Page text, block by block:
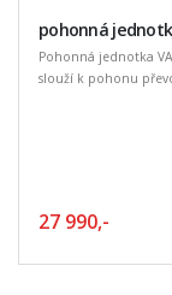
pohonná
Pohonná jednotka
slouží k pohonu
27 990,-